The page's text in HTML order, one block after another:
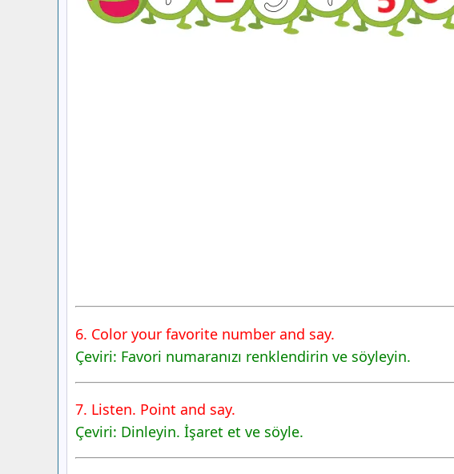
6. Color your favorite number and say.
Çeviri: Favori numaranızı renklendirin ve söyleyin.
7. Listen. Point and say.
Çeviri: Dinleyin. İşaret et ve söyle.